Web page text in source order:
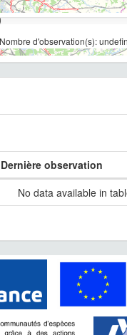
Nombre d'observation(s):
Dernière observation
No data available in